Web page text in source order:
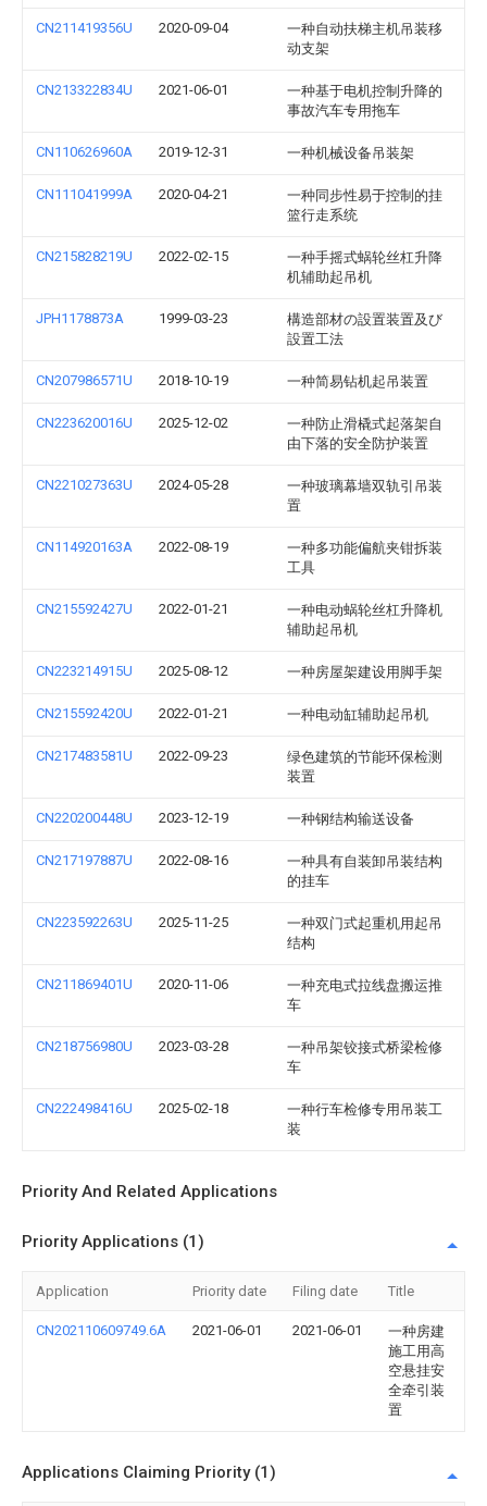
CN211419356U 2020-09-04
一种自动扶梯主机吊装移
动支架
CN213322834U 2021-06-01
一种基于电机控制升降的
事故汽车专用拖车
CN110626960A 2019-12-31 一种机械设备吊装架
CN111041999A 2020-04-21
一种同步性易于控制的挂
篮行走系统
CN215828219U 2022-02-15
一种手摇式蜗轮丝杠升降
机辅助起吊机
JPH1178873A 1999-03-23
構造部材の設置装置及び
設置工法
CN207986571U 2018-10-19 一种简易钻机起吊装置
CN223620016U 2025-12-02
一种防止滑橇式起落架自
由下落的安全防护装置
CN221027363U 2024-05-28
一种玻璃幕墙双轨引吊装
置
CN114920163A 2022-08-19
一种多功能偏航夹钳拆装
工具
CN215592427U 2022-01-21
一种电动蜗轮丝杠升降机
辅助起吊机
CN223214915U 2025-08-12 一种房屋架建设用脚手架
CN215592420U 2022-01-21 一种电动缸辅助起吊机
CN217483581U 2022-09-23
绿色建筑的节能环保检测
装置
CN220200448U 2023-12-19 一种钢结构输送设备
CN217197887U 2022-08-16
一种具有自装卸吊装结构
的挂车
CN223592263U 2025-11-25
一种双门式起重机用起吊
结构
CN211869401U 2020-11-06
一种充电式拉线盘搬运推
车
CN218756980U 2023-03-28
一种吊架铰接式桥梁检修
车
CN222498416U 2025-02-18
一种行车检修专用吊装工
装
Priority And Related Applications
Priority Applications (1)
Application Priority date Filing date Title
CN202110609749.6A 2021-06-01 2021-06-01
一种房建
施工用高
空悬挂安
全牵引装
置
Applications Claiming Priority (1)